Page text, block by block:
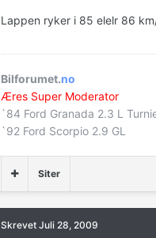
Lappen ryker i 85 elelr 86
Siter
Bilforumet.no
Æres Super Moderator
`84 Ford Granada 2.3 L
`92 Ford Scorpio 2.9 GL
Skrevet Juli 28, 2009